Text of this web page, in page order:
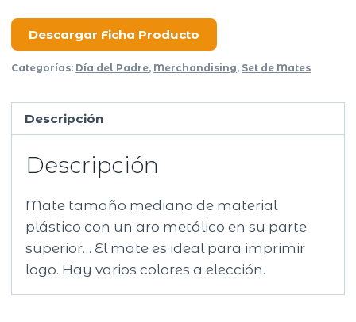
cantidad
Descargar Ficha Producto
Categorías: Día del Padre, Merchandising, Set de Mates
Descripción
Descripción
Mate tamaño mediano de material
plástico con un aro metálico en su parte
superior… El mate es ideal para imprimir
logo. Hay varios colores a elección.